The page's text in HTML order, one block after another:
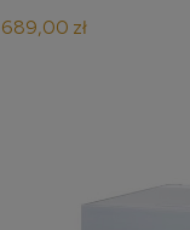
689,00 zł